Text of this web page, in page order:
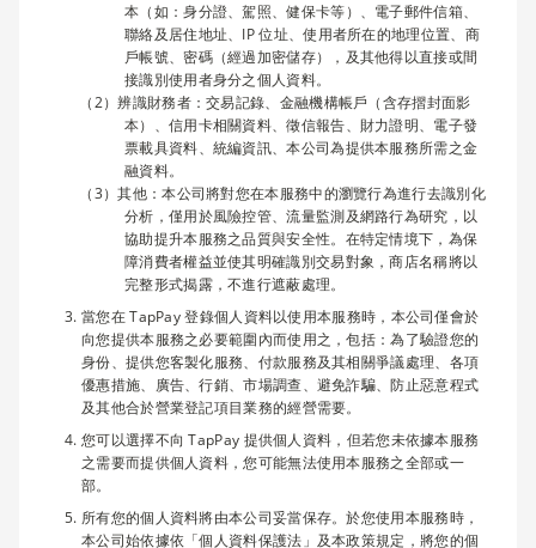
本（如：身分證、駕照、健保卡等）、電子郵件信箱、
聯絡及居住地址、IP 位址、使用者所在的地理位置、商
戶帳號、密碼（經過加密儲存），及其他得以直接或間
接識別使用者身分之個人資料。
辨識財務者：交易記錄、金融機構帳戶（含存摺封面影
本）、信用卡相關資料、徵信報告、財力證明、電子發
票載具資料、統編資訊、本公司為提供本服務所需之金
融資料。
其他：本公司將對您在本服務中的瀏覽行為進行去識別化
分析，僅用於風險控管、流量監測及網路行為研究，以
協助提升本服務之品質與安全性。在特定情境下，為保
障消費者權益並使其明確識別交易對象，商店名稱將以
完整形式揭露，不進行遮蔽處理。
當您在 TapPay 登錄個人資料以使用本服務時，本公司僅會於
向您提供本服務之必要範圍內而使用之，包括：為了驗證您的
身份、提供您客製化服務、付款服務及其相關爭議處理、各項
優惠措施、廣告、行銷、市場調查、避免詐騙、防止惡意程式
及其他合於營業登記項目業務的經營需要。
您可以選擇不向 TapPay 提供個人資料，但若您未依據本服務
之需要而提供個人資料，您可能無法使用本服務之全部或一
部。
所有您的個人資料將由本公司妥當保存。於您使用本服務時，
本公司始依據依「個人資料保護法」及本政策規定，將您的個